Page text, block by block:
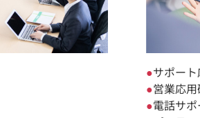
サポー
営業応
電話サポ